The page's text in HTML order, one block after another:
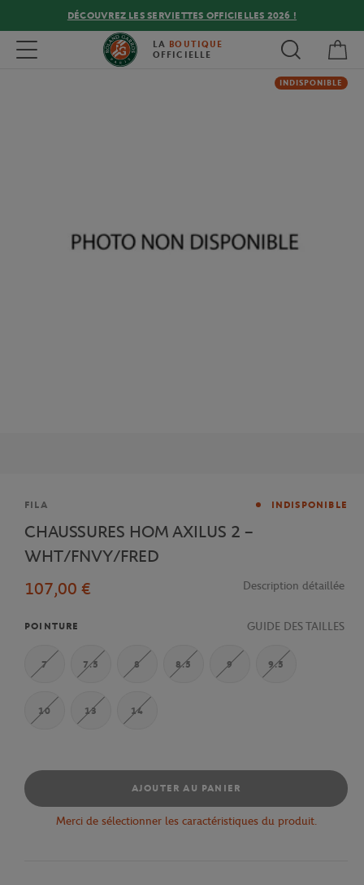
DÉCOUVREZ LES SERVIETTES OFFICIELLES 2026 !
Toggle navigation LA BOUTIQUE
OFFICIELLE
INDISPONIBLE
Marque
FILA INDISPONIBLE
CHAUSSURES HOM AXILUS 2 –
WHT/FNVY/FRED
107,00 €
Description détaillée
POINTURE GUIDE DES TAILLES
7 7.5 8 8.5 9 9.5
10 13 14
AJOUTER AU PANIER
Merci de sélectionner les caractéristiques du produit.